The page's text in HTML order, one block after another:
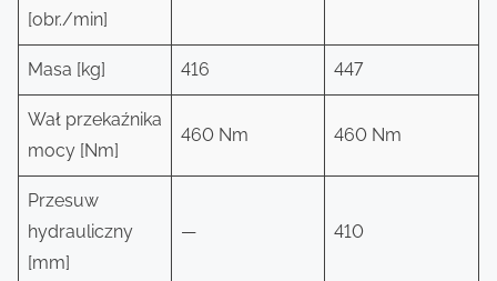
[obr./min]
Masa [kg] 416 447
Wał przekaźnika
mocy [Nm]
460 Nm 460 Nm
Przesuw
hydrauliczny
[mm]
— 410